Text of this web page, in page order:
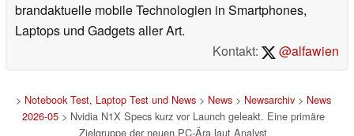
brandaktuelle mobile Technologien in Smartphones,
Laptops und Gadgets aller Art.
Kontakt:
@alfawien
> Notebook Test, Laptop Test und News> News> Newsarchiv> News
2026-05> Nvidia N1X Specs kurz vor Launch geleakt. Eine primäre
Zielgruppe der neuen PC-Ära laut Analyst